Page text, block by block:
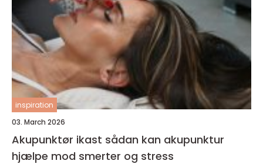
inspiration
03. March 2026
Akupunktør ikast sådan kan akupunktur
hjælpe mod smerter og stress